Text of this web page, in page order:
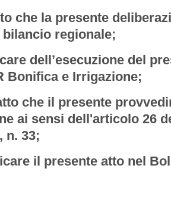
che la presente
regionale;
dell’esecuzione del
Bonifica e Irrigazione;
che il presente
ai sensi dell'articolo 26
n. 33;
il presente atto nel